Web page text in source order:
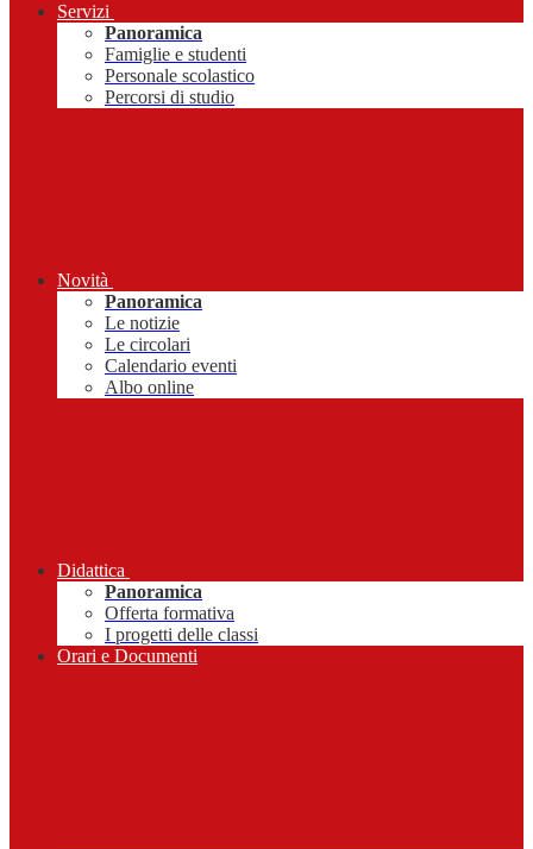
Servizi
Panoramica
Famiglie e studenti
Personale scolastico
Percorsi di studio
Novità
Panoramica
Le notizie
Le circolari
Calendario eventi
Albo online
Didattica
Panoramica
Offerta formativa
I progetti delle classi
Orari e Documenti